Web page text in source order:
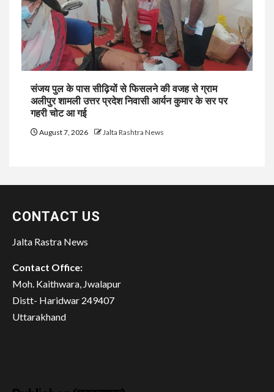
संजय पुल के पास सीढ़ियों से फिसलने की वजह से ग्राम
अलीपुर शामली उत्तर प्रदेश निवासी आर्यन कुमार के सर पर
गहरी चोट आ गई
August 7, 2026 Jalta Rashtra News
CONTACT US
Jalta Rastra News
Contact Office:
Moh. Kaithwara, Jwalapur
Distt- Haridwar 249407
Uttarakhand